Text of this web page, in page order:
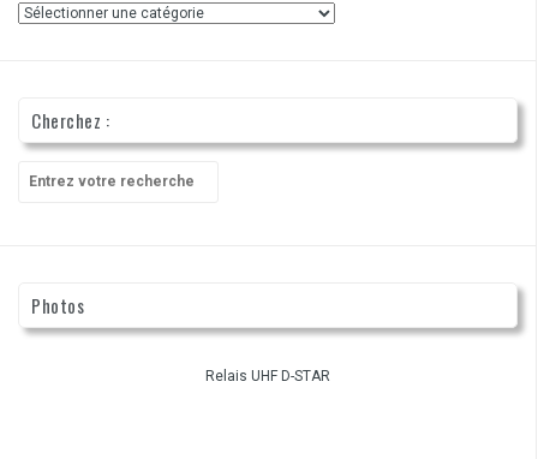
Catégories
Cherchez :
pour
Photos
Relais UHF D-STAR